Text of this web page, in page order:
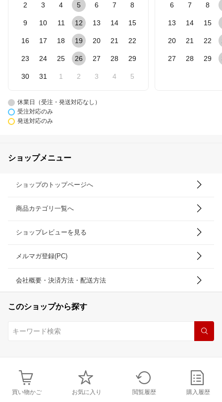
2 3 4 5 6 7 8
9 10 11 12 13 14 15
16 17 18 19 20 21 22
23 24 25 26 27 28 29
30 31 1 2 3 4 5
6 7 8
13 14 15
20 21 22
27 28 29
休業日（受注・発送対応なし）
受注対応のみ
発送対応のみ
ショップメニュー
ショップのトップページへ
商品カテゴリ一覧へ
ショップレビューを見る
メルマガ登録(PC)
会社概要・決済方法・配送方法
このショップから探す
買い物かご お気に入り 閲覧履歴 購入履歴